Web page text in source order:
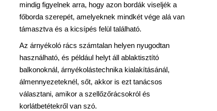
mindig figyelnek arra, hogy azon bordák viseljék a
főborda szerepét, amelyeknek mindkét vége alá van
támasztva és a kicsípés felül található.
Az árnyékoló rács számtalan helyen nyugodtan
használható, és például helyt áll ablaktisztító
balkonoknál, árnyékolástechnika kialakításánál,
álmennyezeteknél, sőt, akkor is ezt tanácsos
választani, amikor a szellőzőrácsokról és
korlátbetétekről van szó.